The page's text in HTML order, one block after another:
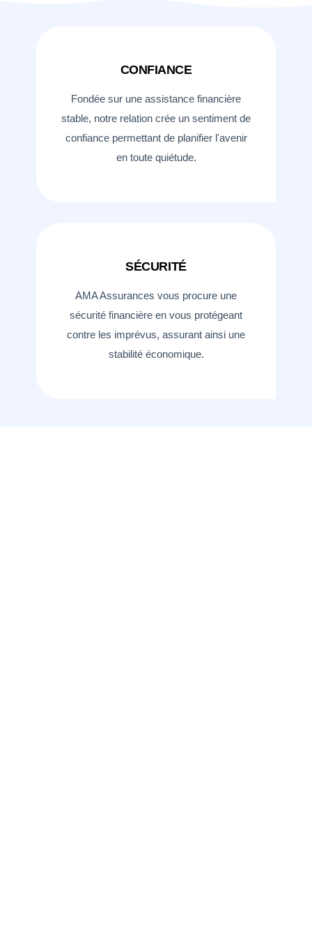
CONFIANCE
Fondée sur une assistance financière
stable, notre relation crée un sentiment de
confiance permettant de planifier l'avenir
en toute quiétude.
SÉCURITÉ
AMA Assurances vous procure une
sécurité financière en vous protégeant
contre les imprévus, assurant ainsi une
stabilité économique.